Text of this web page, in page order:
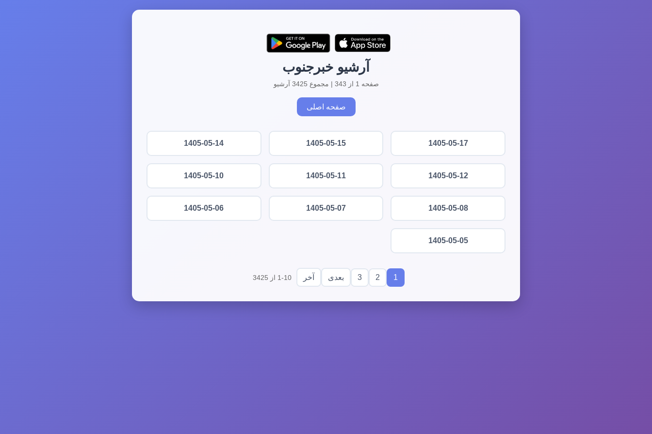
آرشیو خبرجنوب
صفحه 1 از 343 | مجموع 3425 آرشیو
صفحه اصلی
1405-05-17
1405-05-15
1405-05-14
1405-05-12
1405-05-11
1405-05-10
1405-05-08
1405-05-07
1405-05-06
1405-05-05
1
2
3 بعدی آخر 1-10 از 3425